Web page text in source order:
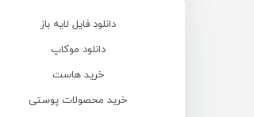
دانلود فایل لایه باز
دانلود موکاپ
خرید هاست
خرید محصولات پوستی